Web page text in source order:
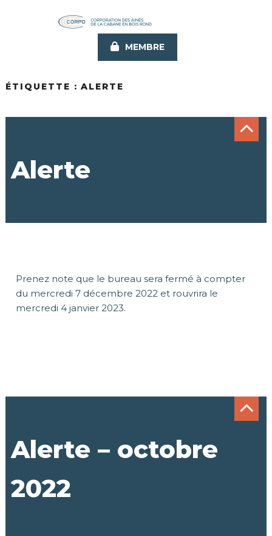
MEMBRE
ÉTIQUETTE :ALERTE
Alerte
Prenez note que le bureau sera fermé à compter
du mercredi 7 décembre 2022 et rouvrira le
mercredi 4 janvier 2023.
Alerte – octobre
2022